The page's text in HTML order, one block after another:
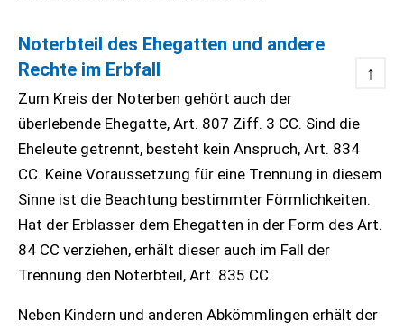
Noterbteil des Ehegatten und andere
Rechte im Erbfall
↑
Zum Kreis der Noterben gehört auch der
überlebende Ehegatte, Art. 807 Ziff. 3 CC. Sind die
Eheleute getrennt, besteht kein Anspruch, Art. 834
CC. Keine Voraussetzung für eine Trennung in diesem
Sinne ist die Beachtung bestimmter Förmlichkeiten.
Hat der Erblasser dem Ehegatten in der Form des Art.
84 CC verziehen, erhält dieser auch im Fall der
Trennung den Noterbteil, Art. 835 CC.
Neben Kindern und anderen Abkömmlingen erhält der